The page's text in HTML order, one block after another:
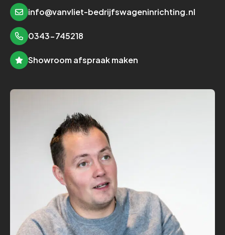
info@vanvliet-bedrijfswageninrichting.nl
0343-745218
Showroom afspraak maken